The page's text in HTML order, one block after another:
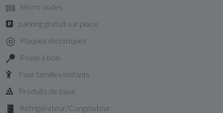
Micro ondes
parking gratuit sur place
Plaques électriques
Poêle à bois
Pour familles/enfants
Produits de base
Réfrigérateur/Congélateur